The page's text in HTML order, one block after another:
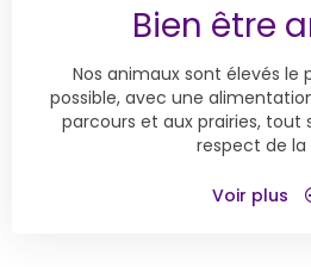
Bien être
Nos animaux sont élevés le
possible, avec une
parcours et aux prairies, tout
respect de la
Voir plus